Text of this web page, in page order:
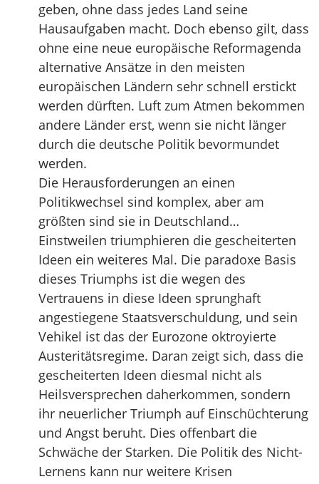
geben, ohne dass jedes Land seine
Hausaufgaben macht. Doch ebenso gilt, dass
ohne eine neue europäische Reformagenda
alternative Ansätze in den meisten
europäischen Ländern sehr schnell erstickt
werden dürften. Luft zum Atmen bekommen
andere Länder erst, wenn sie nicht länger
durch die deutsche Politik bevormundet
werden.
Die Herausforderungen an einen
Politikwechsel sind komplex, aber am
größten sind sie in Deutschland…
Einstweilen triumphieren die gescheiterten
Ideen ein weiteres Mal. Die paradoxe Basis
dieses Triumphs ist die wegen des
Vertrauens in diese Ideen sprunghaft
angestiegene Staatsverschuldung, und sein
Vehikel ist das der Eurozone oktroyierte
Austeritätsregime. Daran zeigt sich, dass die
gescheiterten Ideen diesmal nicht als
Heilsversprechen daherkommen, sondern
ihr neuerlicher Triumph auf Einschüchterung
und Angst beruht. Dies offenbart die
Schwäche der Starken. Die Politik des Nicht-
Lernens kann nur weitere Krisen